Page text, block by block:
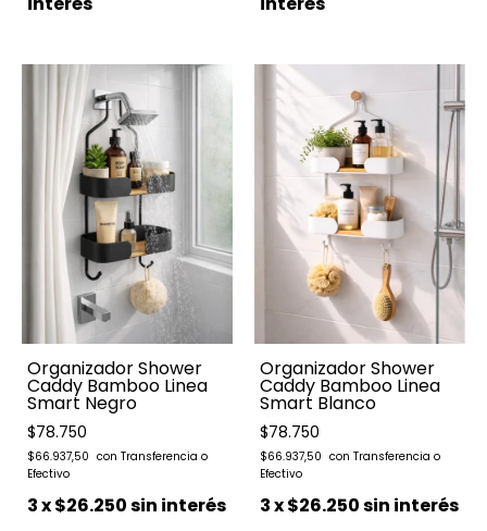
Organizador Shower
Caddy Bamboo Linea
Smart Negro
$78.750
$66.937,50
3x$26.250sin interés
Organizador Shower
Caddy Bamboo Linea
Smart Blanco
$78.750
$66.937,50
3x$26.250sin interés